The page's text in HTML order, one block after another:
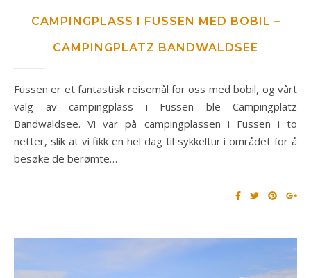
CAMPINGPLASS I FUSSEN MED BOBIL –
CAMPINGPLATZ BANDWALDSEE
Fussen er et fantastisk reisemål for oss med bobil, og vårt
valg av campingplass i Fussen ble Campingplatz
Bandwaldsee. Vi var på campingplassen i Fussen i to
netter, slik at vi fikk en hel dag til sykkeltur i området for å
besøke de berømte…